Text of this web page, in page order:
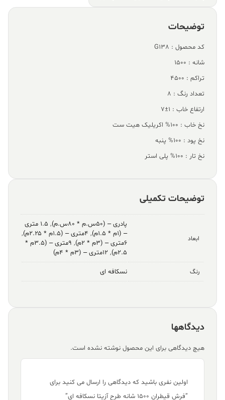
توضیحات
کد محصول : G138
شانه : 1500
تراکم : 4500
تعداد رنگ : 8
ارتفاع خاب : 1±7
نخ خاب : 100% اکریلیک هیت ست
نخ پود : 100% پنبه
نخ تار : 100% پلی استر
توضیحات تکمیلی
ابعاد
پادری – (۵۰س.م * ۸۰س.م) ,
۱.۵ متری
– (۱م * ۱.۵م)
, ۴متری – (۱.۵م * ۲.۲۵م)
,
۶متری – (۳م * ۲م)
,
۹متری – (۳.۵م *
۲.۵م)
, ۱۲متری – (۳م * ۴م)
رنگ نسکافه ای
دیدگاهها
هیچ دیدگاهی برای این محصول نوشته نشده است.
اولین نفری باشید که دیدگاهی را ارسال می کنید برای
“فرش قیطران ۱۵۰۰ شانه طرح آزیتا نسکافه ای”